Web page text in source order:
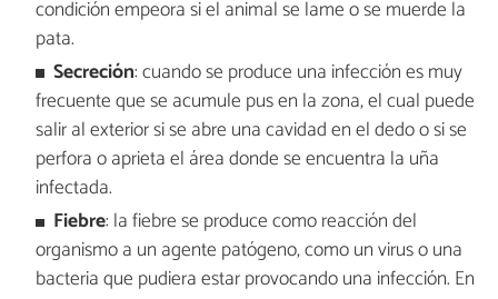
condición empeora si el animal se lame o se muerde la
pata.
Secreción: cuando se produce una infección es muy
frecuente que se acumule pus en la zona, el cual puede
salir al exterior si se abre una cavidad en el dedo o si se
perfora o aprieta el área donde se encuentra la uña
infectada.
Fiebre: la fiebre se produce como reacción del
organismo a un agente patógeno, como un virus o una
bacteria que pudiera estar provocando una infección. En